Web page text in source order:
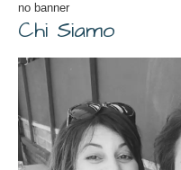
no banner
Chi Siamo